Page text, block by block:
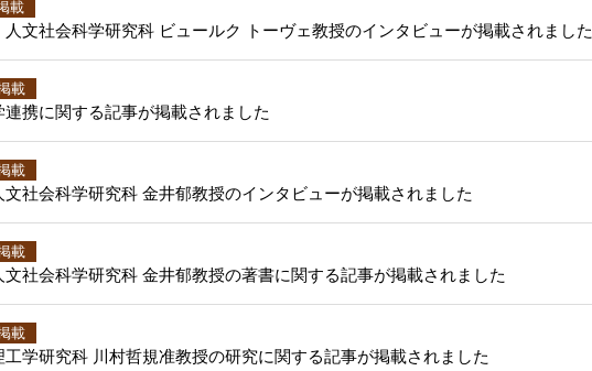
載
人文社会科学研究科 ビュールク トーヴェ教授のインタビューが掲載されました
載
連携に関する記事が掲載されました
載
文社会科学研究科 金井郁教授のインタビューが掲載されました
載
文社会科学研究科 金井郁教授の著書に関する記事が掲載されました
載
工学研究科 川村哲規准教授の研究に関する記事が掲載されました